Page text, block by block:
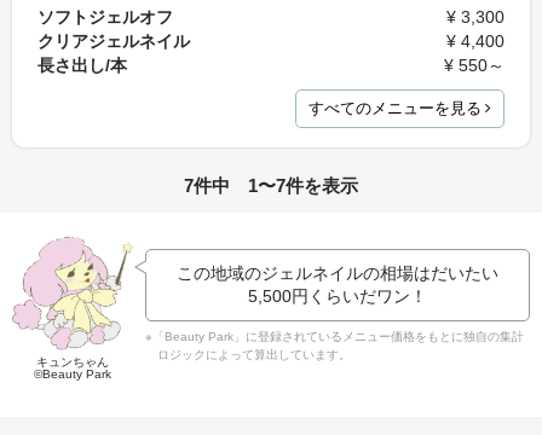
ソフトジェルオフ
¥ 3,300
クリアジェルネイル
¥ 4,400
長さ出し/本
¥ 550～
すべてのメニューを見る
7件中 1〜7件を表示
キュンちゃん
©Beauty Park
この地域のジェルネイルの相場はだいたい
5,500円 くらいだワン！
※「Beauty Park」に登録されているメニュー価格をもとに独自の集計
ロジックによって算出しています。